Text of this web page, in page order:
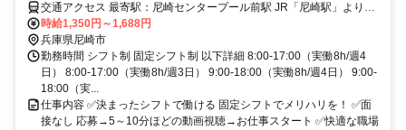
ー
交通アクセス 最寄駅：尼崎センタープール前駅 JR「尼崎駅」よりシ
ャトルバス約30分 阪急「西宮北口駅」よりシャトルバス約30分
JR「三ノ宮駅」よりシャトルバス約40分 ※シャトルバス運行あり ※
自転車通勤可 ※自動車通勤可 ※バイク通勤不可
時給1,350円～1,688円
兵庫県尼崎市
勤務時間 シフト制 固定シフト制 以下詳細 8:00-17:00（実働8h/週4
日） 8:00-17:00（実働8h/週3日） 9:00-18:00（実働8h/週4日） 9:00-
18:00（実...
仕事内容 ✅決まったシフトで働ける 固定シフトでメリハリを！ ✅面
接なし 応募→5～10分ほどの動画視聴→お仕事スタート ✅快適な職場